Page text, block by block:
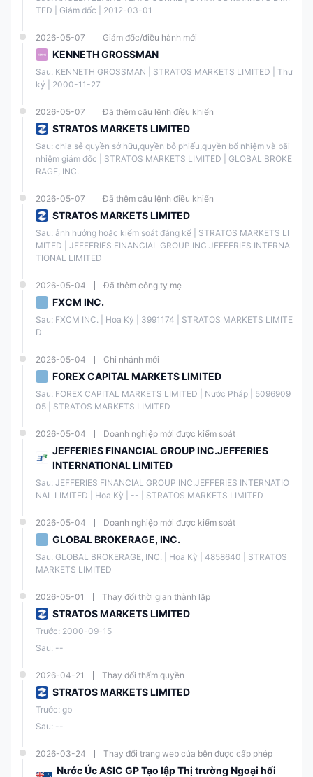
TED | Giám đốc | 2012-03-01
2026-05-07 Giám đốc/điều hành mới
KENNETH GROSSMAN
Sau: KENNETH GROSSMAN | STRATOS MARKETS LIMITED | Thư
ký | 2000-11-27
2026-05-07 Đã thêm câu lệnh điều khiển
STRATOS MARKETS LIMITED
Sau: chia sẻ quyền sở hữu,quyền bỏ phiếu,quyền bổ nhiệm và bãi
nhiệm giám đốc | STRATOS MARKETS LIMITED | GLOBAL BROKE
RAGE, INC.
2026-05-07 Đã thêm câu lệnh điều khiển
STRATOS MARKETS LIMITED
Sau: ảnh hưởng hoặc kiểm soát đáng kể | STRATOS MARKETS LI
MITED | JEFFERIES FINANCIAL GROUP INC.JEFFERIES INTERNA
TIONAL LIMITED
2026-05-04 Đã thêm công ty mẹ
FXCM INC.
Sau: FXCM INC. | Hoa Kỳ | 3991174 | STRATOS MARKETS LIMITE
D
2026-05-04 Chi nhánh mới
FOREX CAPITAL MARKETS LIMITED
Sau: FOREX CAPITAL MARKETS LIMITED | Nước Pháp | 5096909
05 | STRATOS MARKETS LIMITED
2026-05-04 Doanh nghiệp mới được kiểm soát
JEFFERIES FINANCIAL GROUP INC.JEFFERIES
INTERNATIONAL LIMITED
Sau: JEFFERIES FINANCIAL GROUP INC.JEFFERIES INTERNATIO
NAL LIMITED | Hoa Kỳ | -- | STRATOS MARKETS LIMITED
2026-05-04 Doanh nghiệp mới được kiểm soát
GLOBAL BROKERAGE, INC.
Sau: GLOBAL BROKERAGE, INC. | Hoa Kỳ | 4858640 | STRATOS
MARKETS LIMITED
2026-05-01 Thay đổi thời gian thành lập
STRATOS MARKETS LIMITED
Trước: 2000-09-15
Sau: --
2026-04-21 Thay đổi thẩm quyền
STRATOS MARKETS LIMITED
Trước: gb
Sau: --
2026-03-24 Thay đổi trang web của bên được cấp phép
Nước Úc ASIC GP Tạo lập Thị trường Ngoại hối